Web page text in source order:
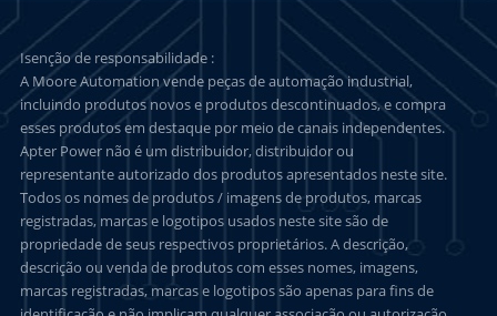
Isenção de responsabilidade :
A Moore Automation vende peças de automação industrial,
incluindo produtos novos e produtos descontinuados, e compra
esses produtos em destaque por meio de canais independentes.
Apter Power não é um distribuidor, distribuidor ou
representante autorizado dos produtos apresentados neste site.
Todos os nomes de produtos / imagens de produtos, marcas
registradas, marcas e logotipos usados neste site são de
propriedade de seus respectivos proprietários. A descrição,
descrição ou venda de produtos com esses nomes, imagens,
marcas registradas, marcas e logotipos são apenas para fins de